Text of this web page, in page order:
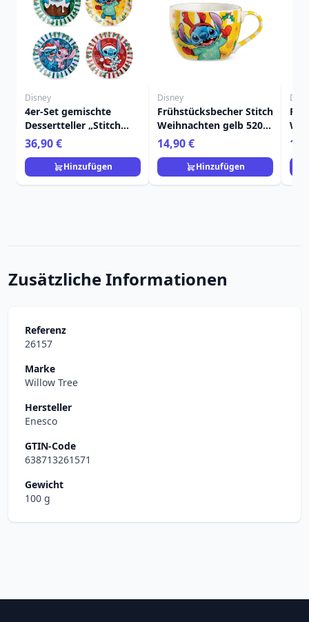
Disney
4er-Set gemischte
Dessertteller „Stitch
Weihnachten“ – Egan
Disney Home
36,90 €
Hinzufügen
Disney
Frühstücksbecher Stitch
Weihnachten gelb 520
ml - Egan Disney Home
14,90 €
Hinzufügen
Zusätzliche Informationen
Referenz
26157
Marke
Willow Tree
Hersteller
Enesco
GTIN-Code
638713261571
Gewicht
100 g